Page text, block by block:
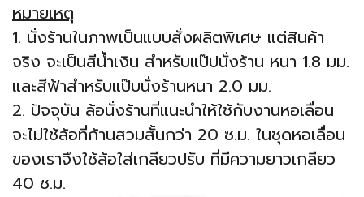
หมายเหตุ
1. นั่งร้านในภาพเป็นแบบสั่งผลิตพิเศษ แต่สินค้า
จริง จะเป็นสีน้ำเงิน สำหรับแป๊ปนั่งร้าน หนา 1.8 มม.
และสีฟ้าสำหรับแป๊บนั่งร้านหนา 2.0 มม.
2. ปัจจุบัน ล้อนั่งร้านที่แนะนำให้ใช้กับงานหอเลื่อน
จะไม่ใช้ล้อที่ก้านสวมสั้นกว่า 20 ซ.ม. ในชุดหอเลื่อน
ของเราจึงใช้ล้อใส่เกลียวปรับ ที่มีความยาวเกลียว
40 ซ.ม.